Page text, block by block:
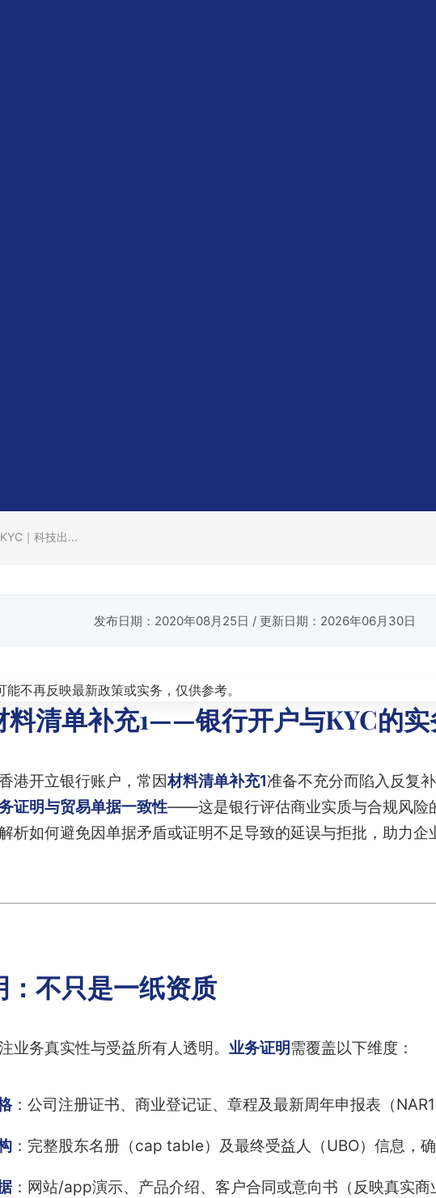
｜科技出...
发布日期：2020年08月25日 / 更新日期：2026年06月30日
不再反映最新政策或实务，仅供参考。
料清单补充1——银行开户与KYC的实
港开立银行账户，常因材料清单补充1准备不充分而陷入反复
证明与贸易单据一致性——这是银行评估商业实质与合规风险
析如何避免因单据矛盾或证明不足导致的延误与拒批，助力企
：不只是一纸资质
业务真实性与受益所有人透明。 业务证明需覆盖以下维度：
：公司注册证书、商业登记证、章程及最新周年申报表（
：完整股东名册（cap table）及最终受益人（UBO）信息，
：网站/app演示、产品介绍、客户合同或意向书（反映真实商